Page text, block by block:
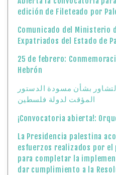
edición de Fileteado por
Comunicado del Ministerio
Expatriados del Estado de
25 de febrero:
Hebrón
بشأن مسودة الدستور
المؤقت لدولة فلسطين
¡Convocatoria abierta!:
La Presidencia palestina
esfuerzos realizados por el
para completar la
dar cumplimiento a la